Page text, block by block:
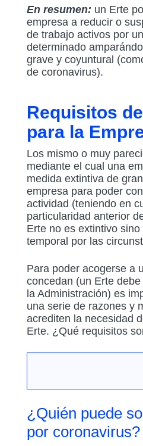
En resumen: un Erte
empresa a reducir o
de trabajo activos por
determinado
grave y coyuntural
de coronavirus).
Requisitos
para la
Los mismo o muy
mediante el cual una
medida extintiva de
empresa para poder
actividad (teniendo en
particularidad anterior
Erte no es extintivo
temporal por las
Para poder acogerse a
concedan (un Erte
la Administración) es
una serie de razones y
acrediten la necesidad
Erte. ¿Qué requisitos
¿Quién puede
por coronavirus?